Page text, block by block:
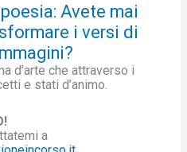
Avete mai
i versi di
d’arte che attraverso i
e stati d’animo.
a